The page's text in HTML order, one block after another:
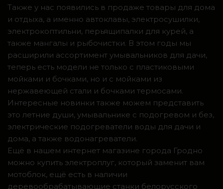
Также у нас появились в продаже товары для дома
и отдыха, а именно автоклавы, электросушилки,
электрокоптильни, перьящипалки для курей, а
также мангалы и рыбочистки. В этом годы мы
расширили ассортимент умывальников для дачи,
теперь есть модели не только с пластиковыми
мойками и бочками, но и с мойками из
нержавеющей стали и бочками термосами.
Интересные новинки также можем представить
это летние души, умывальнике с подогревом и без,
электрические подогреватели воды для дачи и
дома, а также водонагреватели.
Ещё в нашем интернет магазине города Гродно
можно купить электроплуг, который заменит вам
мотоблок, ещё есть в наличии
деревообрабатывающие станки белорусского